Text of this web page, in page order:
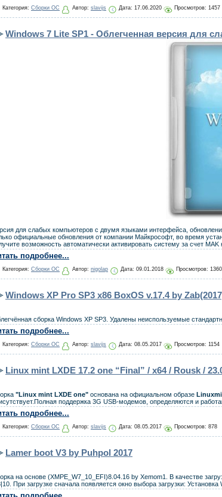
Категория: Сборки ОС Автор: slavijs Дата: 17.06.2020 Просмотров: 1457
Windows 7 Lite SP1 - Облегченная версия для
для слабых компьютеров с двумя языками интерфейса,
официальные обновления от компании Майкрософт, во время
возможность автоматически активировать систему за счет MAK
подробнее...
Категория: Сборки ОС Автор: nigolap Дата: 09.01.2018 Просмотров: 1360
Windows XP Pro SP3 x86 BoxOS v.17.4 by
сборка Windows XP SP3. Удалены неиспользуемые
подробнее...
Категория: Сборки ОС Автор: slavijs Дата: 08.05.2017 Просмотров: 1154
Linux mint LXDE 17.2 one “Final” / x64 / Rousk /
"Linux mint LXDE one" основана на официальном образе
поддержка 3G USB-модемов, определяются и
подробнее...
Категория: Сборки ОС Автор: slavijs Дата: 08.05.2017 Просмотров: 878
Lamer boot V3 by Puhpol 2017
на основе (XMPE_W7_10_EFI)8.04.16 by Xemom1. В качестве
При загрузке сначала появляется окно выбора загрузки: